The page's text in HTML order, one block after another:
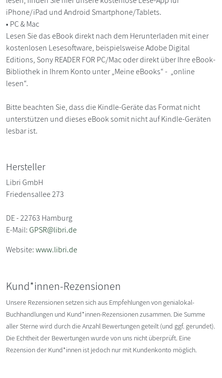
iPhone/iPad und Android Smartphone/Tablets.
• PC & Mac
Lesen Sie das eBook direkt nach dem Herunterladen mit einer
kostenlosen Lesesoftware, beispielsweise Adobe Digital
Editions, Sony READER FOR PC/Mac oder direkt über Ihre eBook-
Bibliothek in Ihrem Konto unter „Meine eBooks“ - „online
lesen“.
Bitte beachten Sie, dass die Kindle-Geräte das Format nicht
unterstützen und dieses eBook somit nicht auf Kindle-Geräten
lesbar ist.
Hersteller
Libri GmbH
Friedensallee 273
DE - 22763 Hamburg
E-Mail:GPSR@libri.de
Website:www.libri.de
Kund*innen-Rezensionen
Unsere Rezensionen setzen sich aus Empfehlungen von genialokal-
Buchhandlungen und Kund*innen-Rezensionen zusammen. Die Summe
aller Sterne wird durch die Anzahl Bewertungen geteilt (und ggf. gerundet).
Die Echtheit der Bewertungen wurde von uns nicht überprüft. Eine
Rezension der Kund*innen ist jedoch nur mit Kundenkonto möglich.